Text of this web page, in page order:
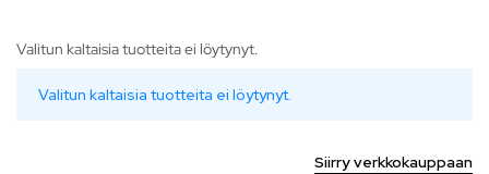
Valitun kaltaisia tuotteita ei löytynyt.
Valitun kaltaisia tuotteita ei löytynyt.
Siirry verkkokauppaan